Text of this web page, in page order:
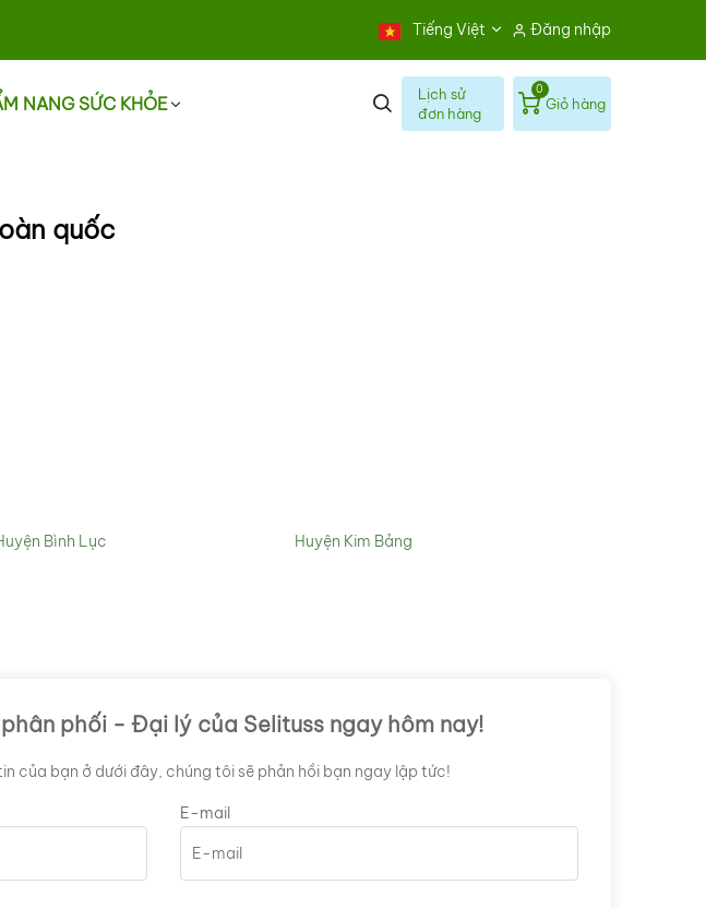
Tiếng Việt Đăng nhập
NANG SỨC KHỎE
Lịch sử
đơn hàng
0
Giỏ hàng
quốc
Bình Lục
Huyện Kim Bảng
phối - Đại lý của Selituss ngay hôm nay!
của bạn ở dưới đây, chúng tôi sẽ phản hồi bạn ngay lập tức!
E-mail